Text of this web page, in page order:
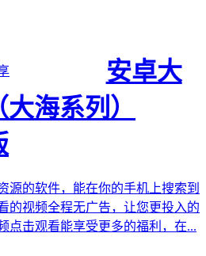
安卓大
海系列）
源的软件，能在你的手机上搜索到
的视频全程无广告，让您更投入的
点击观看能享受更多的福利，在...